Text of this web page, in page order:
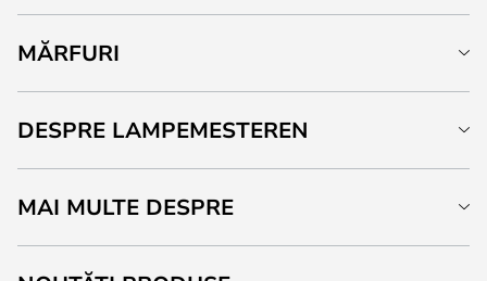
MĂRFURI
DESPRE LAMPEMESTEREN
MAI MULTE DESPRE